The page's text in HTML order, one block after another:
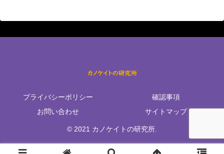
プライバシーポリシー
確認事項
お問い合わせ
サイトマップ
© 2021 カノケイトの研究所.